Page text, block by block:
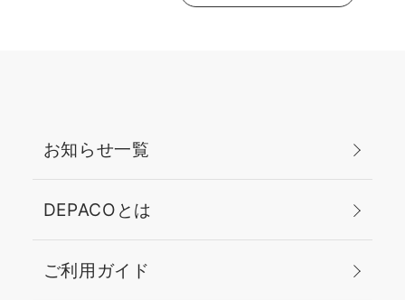
お知らせ一覧
DEPACOとは
ご利用ガイド